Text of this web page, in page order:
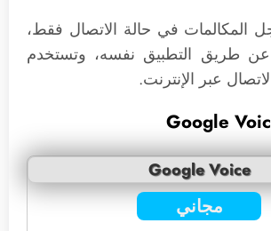
المكالمات في حالة الاتصال فقط،
طريق التطبيق نفسه، وتستخدم
عبر الإنترنت.
Google Voice
مجاني